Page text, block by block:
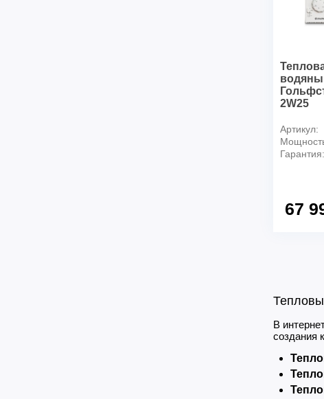
2W25
Артикул:
Гарантия:
67
В
создания